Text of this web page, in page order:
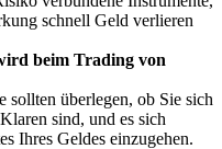
schnell Geld verlieren
beim Trading von
sollten überlegen, ob Sie sich
sind, und es sich
Ihres Geldes einzugehen.